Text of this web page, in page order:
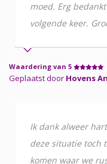
moed. Erg
volgende keer.
Waardering van 5
Geplaatst door Hovens
Ik dank alweer
deze situatie toch
komen waar we